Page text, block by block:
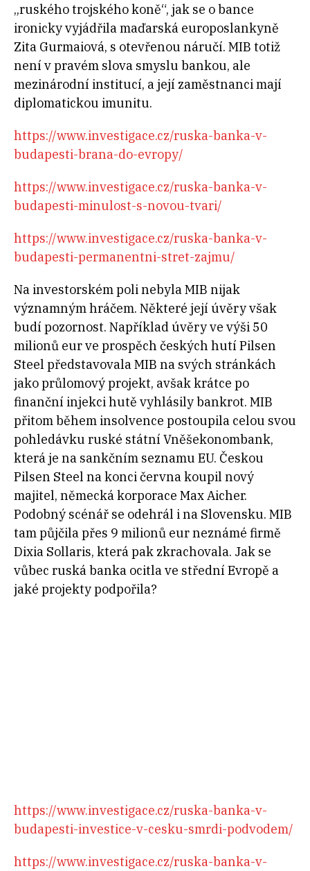
„ruského trojského koně“, jak se o bance
ironicky vyjádřila maďarská europoslankyně
Zita Gurmaiová, s otevřenou náručí. MIB totiž
není v pravém slova smyslu bankou, ale
mezinárodní institucí, a její zaměstnanci mají
diplomatickou imunitu.
https://www.investigace.cz/ruska-banka-v-
budapesti-brana-do-evropy/
https://www.investigace.cz/ruska-banka-v-
budapesti-minulost-s-novou-tvari/
https://www.investigace.cz/ruska-banka-v-
budapesti-permanentni-stret-zajmu/
Na investorském poli nebyla MIB nijak
významným hráčem. Některé její úvěry však
budí pozornost. Například úvěry ve výši 50
milionů eur ve prospěch českých hutí Pilsen
Steel představovala MIB na svých stránkách
jako průlomový projekt, avšak krátce po
finanční injekci hutě vyhlásily bankrot. MIB
přitom během insolvence postoupila celou svou
pohledávku ruské státní Vněšekonombank,
která je na sankčním seznamu EU. Českou
Pilsen Steel na konci června koupil nový
majitel, německá korporace Max Aicher.
Podobný scénář se odehrál i na Slovensku. MIB
tam půjčila přes 9 milionů eur neznámé firmě
Dixia Sollaris, která pak zkrachovala. Jak se
vůbec ruská banka ocitla ve střední Evropě a
jaké projekty podpořila?
https://www.investigace.cz/ruska-banka-v-
budapesti-investice-v-cesku-smrdi-podvodem/
https://www.investigace.cz/ruska-banka-v-